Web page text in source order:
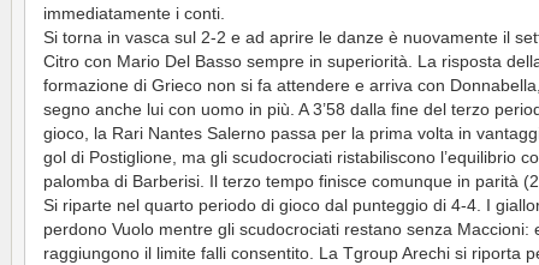
immediatamente i conti.
Si torna in vasca sul 2-2 e ad aprire le danze è nuovamente il
Citro con Mario Del Basso sempre in superiorità. La risposta
formazione di Grieco non si fa attendere e arriva con
segno anche lui con uomo in più. A 3’58 dalla fine del terzo
gioco, la Rari Nantes Salerno passa per la prima volta in
gol di Postiglione, ma gli scudocrociati ristabiliscono l’equilibrio
palomba di Barberisi. Il terzo tempo finisce comunque in parità
Si riparte nel quarto periodo di gioco dal punteggio di 4-4. I
perdono Vuolo mentre gli scudocrociati restano senza Maccioni:
raggiungono il limite falli consentito. La Tgroup Arechi si riporta